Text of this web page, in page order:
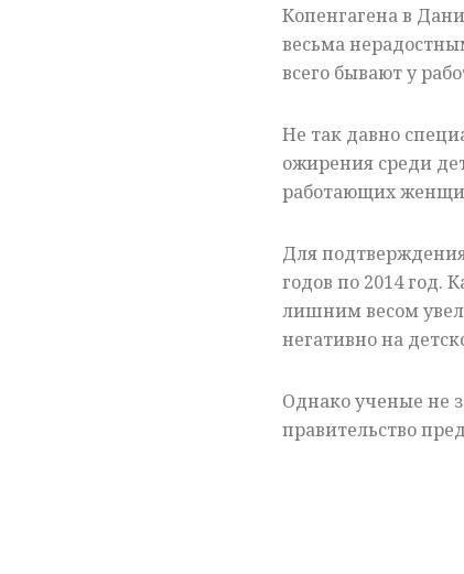
Копенгагена в
весьма
всего бывают у
Не так давно
ожирения среди
работающих
Для
годов по 2014 год.
лишним весом
негативно на
Однако ученые не
правительство